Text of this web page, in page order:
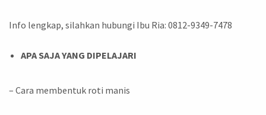
Info lengkap, silahkan hubungi Ibu Ria: 0812-9349-7478
APA SAJA YANG DIPELAJARI
– Cara membentuk roti manis